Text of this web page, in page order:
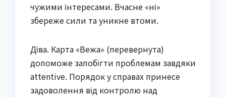
чужими інтересами. Вчасне «ні»
збереже сили та уникне втоми.
Діва. Карта «Вежа» (перевернута)
допоможе запобігти проблемам завдяки
attentive. Порядок у справах принесе
задоволення від контролю над